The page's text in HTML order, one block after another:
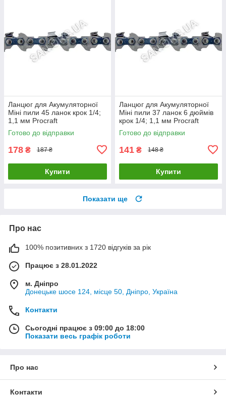
Ланцюг для Акумуляторної
Міні пили 45 ланок крок 1/4;
1,1 мм Procraft
Готово до відправки
178 ₴ 187 ₴
Купити
Ланцюг для Акумуляторної
Міні пили 37 ланок 6 дюймів
крок 1/4; 1,1 мм Procraft
Готово до відправки
141 ₴ 148 ₴
Купити
Показати ще
Про нас
100% позитивних з 1720 відгуків за рік
Працює з 28.01.2022
м. Дніпро
Донецьке шосе 124, місце 50, Дніпро, Україна
Контакти
Сьогодні працює з 09:00 до 18:00
Показати весь графік роботи
Про нас
Контакти